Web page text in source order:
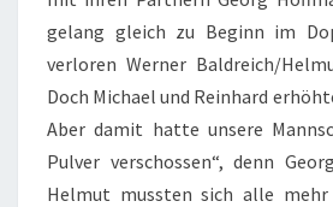
gelang gleich zu Beginn im
verloren Werner Baldreich/
Doch Michael und Reinhard
Aber damit hatte unsere
Pulver verschossen“, denn
Helmut mussten sich alle